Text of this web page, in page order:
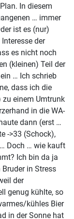
In diesem
… immer
ist es (nur)
der
es nicht noch
(kleinen) Teil der
… Ich schrieb
dass ich die
zu einem Umtrunk
in die WA-
dann (erst …
->33 (Schock),
Doch … wie kauft
Ich bin da ja
in Stress
der
genug kühlte, so
kühles Bier
in der Sonne hat